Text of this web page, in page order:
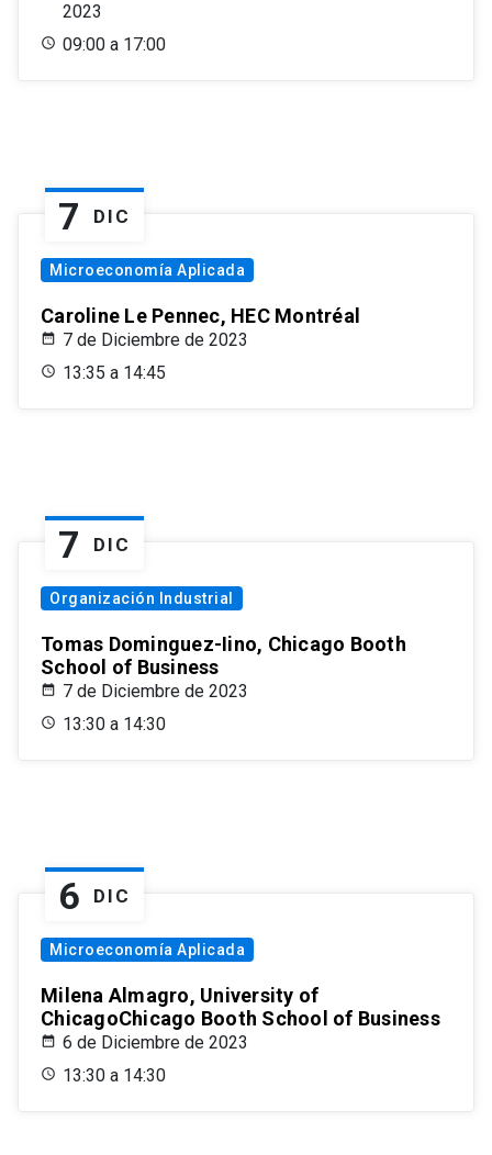
2023
09:00 a 17:00
7 DIC
Microeconomía Aplicada
Caroline Le Pennec, HEC Montréal
7 de Diciembre de 2023
13:35 a 14:45
7 DIC
Organización Industrial
Tomas Dominguez-Iino, Chicago Booth
School of Business
7 de Diciembre de 2023
13:30 a 14:30
6 DIC
Microeconomía Aplicada
Milena Almagro, University of
ChicagoChicago Booth School of Business
6 de Diciembre de 2023
13:30 a 14:30